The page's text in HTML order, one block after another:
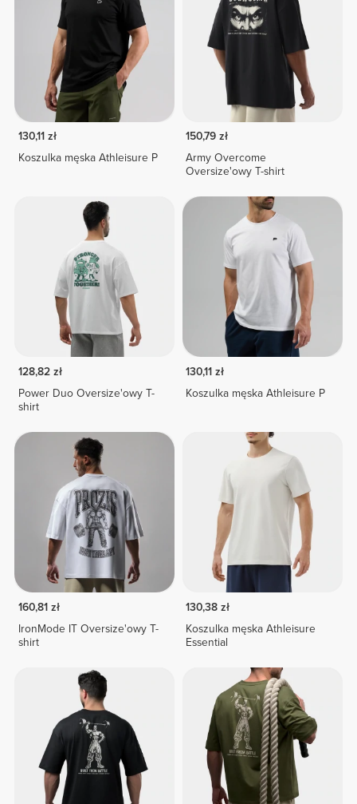
130,11 zł
Koszulka męska Athleisure P
150,79 zł
Army Overcome
Oversize'owy T-shirt
128,82 zł
Power Duo Oversize'owy T-
shirt
130,11 zł
Koszulka męska Athleisure P
160,81 zł
IronMode IT Oversize'owy T-
shirt
130,38 zł
Koszulka męska Athleisure
Essential